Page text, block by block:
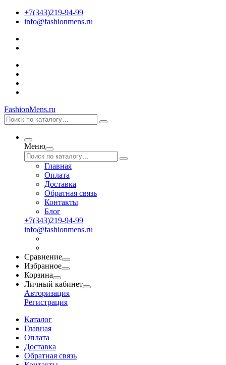
+7(343)219-94-99
info@fashionmens.ru
FashionMens.ru
Меню
Главная
Оплата
Доставка
Обратная связь
Контакты
Блог
+7(343)219-94-99
info@fashionmens.ru
Сравнение
Избранное
Корзина
Личный кабинет
Авторизация
Регистрация
Каталог
Главная
Оплата
Доставка
Обратная связь